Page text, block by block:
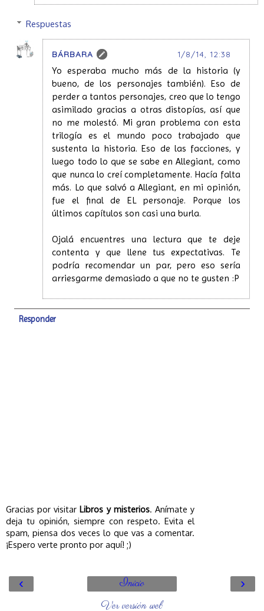
Respuestas
BÁRBARA 1/8/14, 12:38
Yo esperaba mucho más de la historia (y
bueno, de los personajes también). Eso de
perder a tantos personajes, creo que lo tengo
asimilado gracias a otras distopías, así que
no me molestó. Mi gran problema con esta
trilogía es el mundo poco trabajado que
sustenta la historia. Eso de las facciones, y
luego todo lo que se sabe en Allegiant, como
que nunca lo creí completamente. Hacía falta
más. Lo que salvó a Allegiant, en mi opinión,
fue el final de EL personaje. Porque los
últimos capítulos son casi una burla.
Ojalá encuentres una lectura que te deje
contenta y que llene tus expectativas. Te
podría recomendar un par, pero eso sería
arriesgarme demasiado a que no te gusten :P
Responder
Gracias por visitarLibros y misterios. Anímate y
deja tu opinión, siempre con respeto. Evita el
spam, piensa dos veces lo que vas a comentar.
¡Espero verte pronto por aquí! ;)
‹ ›
Inicio
Ver versión web